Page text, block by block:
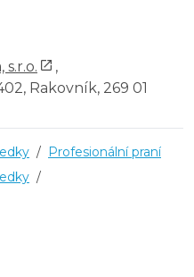
,
Rakovník, 269 01
/ Profesionální praní
/